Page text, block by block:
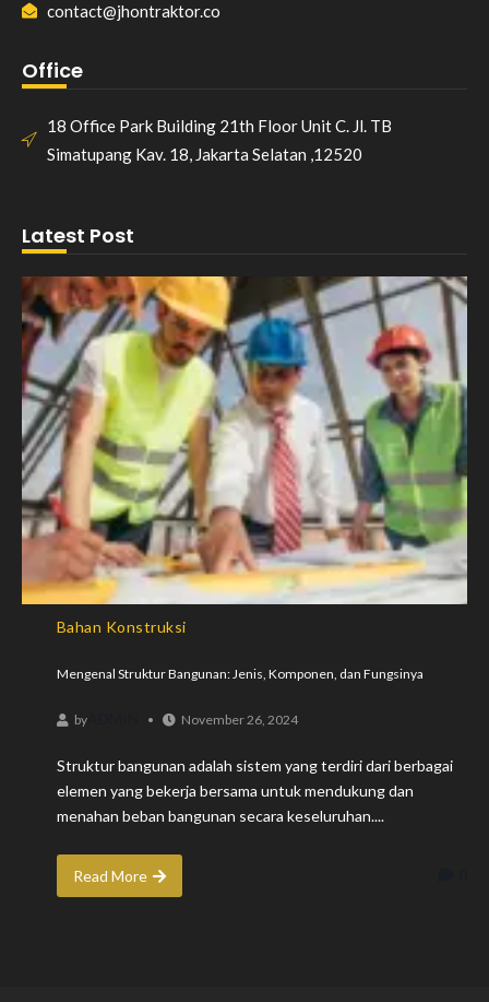
contact@jhontraktor.co
Office
18 Office Park Building 21th Floor Unit C. Jl. TB
Simatupang Kav. 18, Jakarta Selatan ,12520
Latest Post
Bahan Konstruksi
Mengenal Struktur Bangunan: Jenis, Komponen, dan Fungsinya
by November 26, 2024
Struktur bangunan adalah sistem yang terdiri dari berbagai
elemen yang bekerja bersama untuk mendukung dan
menahan beban bangunan secara keseluruhan....
Read More